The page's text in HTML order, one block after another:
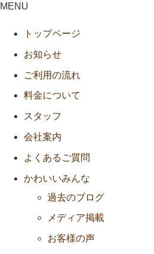
MENU
トップページ
お知らせ
ご利用の流れ
料金について
スタッフ
会社案内
よくあるご質問
かわいいみんな
過去のブログ
メディア掲載
お客様の声